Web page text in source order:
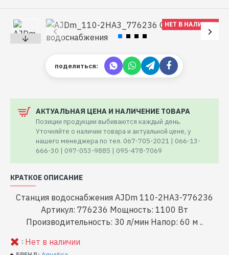
НЕТ В НАЛИЧИИ
поделиться:
АКТУАЛЬНАЯ ЦЕНА И НАЛИЧЕНИЕ ТОВАРА
Позиции продукции выбиваются каждый день.
Уточняйте о наличии товара и актуальной цене, у
нашего менеджера по тел. 067-705-2021 | 066-13-
666-30 | 097-053-9885 | 095-478-7069
КРАТКОЕ ОПИСАНИЕ
Станция водоснабжения AJDm 110-2HA3-776236
Артикул: 776236 Мощность: 1100 Вт
Производительность: 30 л/мин Напор: 60 м ..
: Нет в наличии